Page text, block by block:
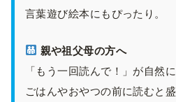
言葉遊び絵本にもぴったり。
親や祖父母の方へ
「もう一回読んで！」が自然
ごはんやおやつの前に読むと